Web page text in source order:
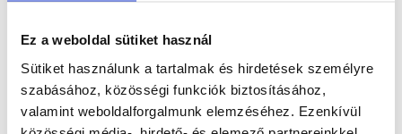
Ez a weboldal sütiket használ
Sütiket használunk a tartalmak és hirdetések személyre
szabásához, közösségi funkciók biztosításához,
valamint weboldalforgalmunk elemzéséhez. Ezenkívül
Részletes leírás